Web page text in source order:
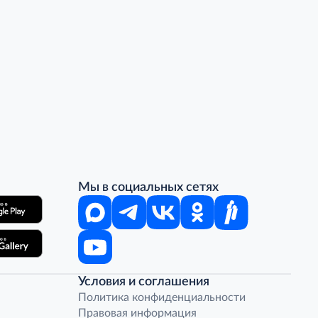
Мы в социальных сетях
Условия и соглашения
Политика конфиденциальности
Правовая информация